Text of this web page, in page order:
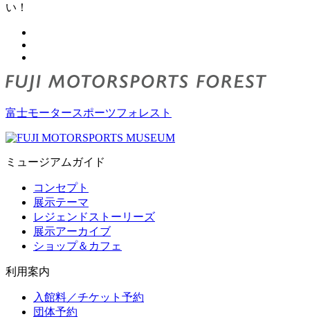
い！
富士モータースポーツフォレスト
ミュージアムガイド
コンセプト
展示テーマ
レジェンドストーリーズ
展示アーカイブ
ショップ＆カフェ
利用案内
入館料／チケット予約
団体予約